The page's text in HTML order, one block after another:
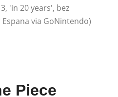
'in 20 years', bez
via GoNintendo)
Piece